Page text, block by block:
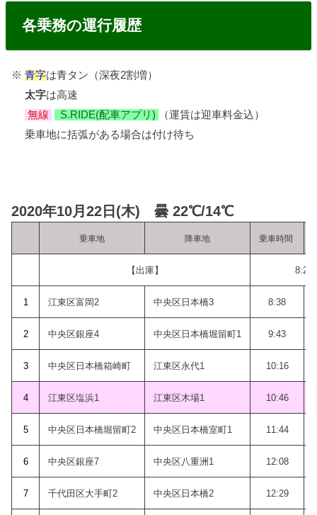
各乗務の運行履歴
※青字は青タン（深夜2割増）
太字は高速
無線
S.RIDE(配車アプリ)
（運賃は迎車料金込）
乗車地に括弧がある場合は付け待ち
2020年10月22日(木) 曇 22℃/14℃
乗車地 降車地 乗車時間
【出庫】 8:27
1 江東区富岡2 中央区日本橋3 8:38
2 中央区銀座4 中央区日本橋堀留町1 9:43
3 中央区日本橋箱崎町 江東区永代1 10:16
4 江東区塩浜1 江東区木場1 10:46
5 中央区日本橋堀留町2 中央区日本橋室町1 11:44
6 中央区銀座7 中央区八重洲1 12:08
7 千代田区大手町2 中央区日本橋2 12:29